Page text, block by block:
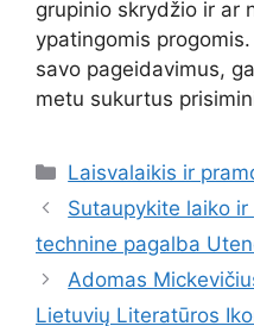
grupinio skrydžio ir ar
ypatingomis
savo pageidavimus,
metu sukurtus
Kategorijos
Laisvalaikis ir
Sutaupykite laiko
technine pagalba
Adomas
Lietuvių Literatūros